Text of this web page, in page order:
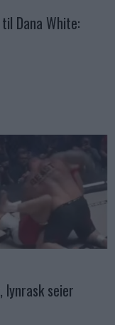
Dana White:
lynrask seier